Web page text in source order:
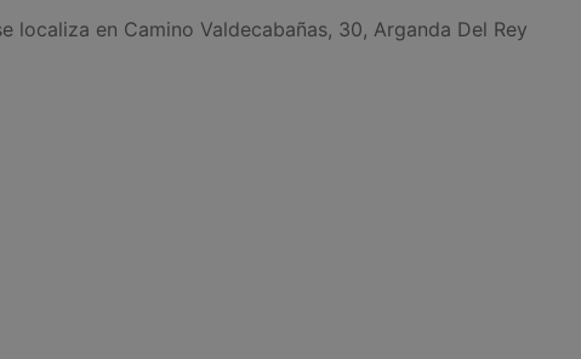
localiza en Camino Valdecabañas, 30, Arganda Del Rey